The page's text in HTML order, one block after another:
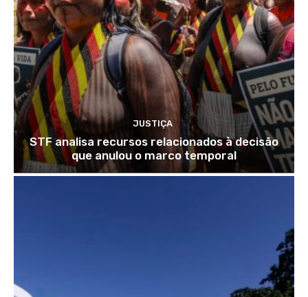
JUSTIÇA
STF analisa recursos relacionados à decisão
que anulou o marco temporal